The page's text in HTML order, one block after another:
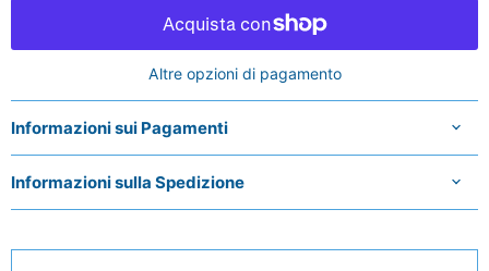
Altre opzioni di pagamento
Informazioni sui Pagamenti
Informazioni sulla Spedizione